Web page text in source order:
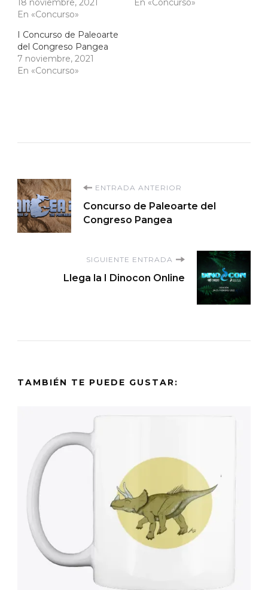
En «Concurso»
I Concurso de Paleoarte
del Congreso Pangea
7 noviembre, 2021
En «Concurso»
Navegación
de
entradas
ENTRADA ANTERIOR
Concurso de Paleoarte del
Congreso Pangea
SIGUIENTE ENTRADA
Llega la I Dinocon Online
TAMBIÉN TE PUEDE GUSTAR: